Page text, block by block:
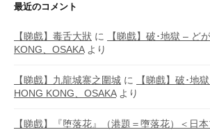
最近のコメント
【睇戲】毒舌大狀 に
【睇戲】破･地獄 – ど
KONG、OSAKAより
【睇戲】九龍城寨之圍城 に
【睇戲】破･地
HONG KONG、OSAKAより
【睇戲】『堕落花』（港題＝墮落花）＜日